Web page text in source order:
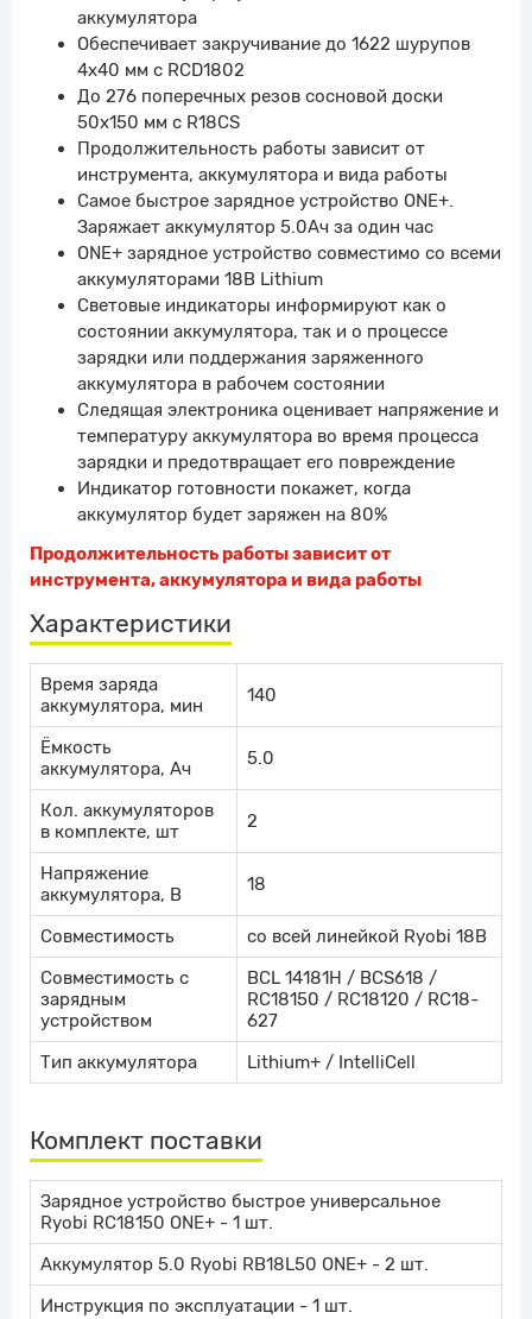
аккумулятора
Обеспечивает закручивание до 1622 шурупов
4х40 мм с RCD1802
До 276 поперечных резов сосновой доски
50х150 мм с R18CS
Продолжительность работы зависит от
инструмента, аккумулятора и вида работы
Самое быстрое зарядное устройство ONE+.
Заряжает аккумулятор 5.0Ач за один час
ONE+ зарядное устройство совместимо со всеми
аккумуляторами 18В Lithium
Световые индикаторы информируют как о
состоянии аккумулятора, так и о процессе
зарядки или поддержания заряженного
аккумулятора в рабочем состоянии
Следящая электроника оценивает напряжение и
температуру аккумулятора во время процесса
зарядки и предотвращает его повреждение
Индикатор готовности покажет, когда
аккумулятор будет заряжен на 80%
Продолжительность работы зависит от
инструмента, аккумулятора и вида работы
Характеристики
Время заряда
аккумулятора, мин
140
Ёмкость
аккумулятора, Ач
5.0
Кол. аккумуляторов
в комплекте, шт
2
Напряжение
аккумулятора, В
18
Совместимость
со всей линейкой Ryobi 18В
Совместимость с
зарядным
устройством
BCL 14181H / BCS618 /
RC18150 / RC18120 / RC18-
627
Тип аккумулятора
Lithium+ / IntelliCell
Комплект поставки
Зарядное устройство быстрое универсальное
Ryobi RC18150 ONE+ - 1 шт.
Аккумулятор 5.0 Ryobi RB18L50 ONE+ - 2 шт.
Инструкция по эксплуатации - 1 шт.